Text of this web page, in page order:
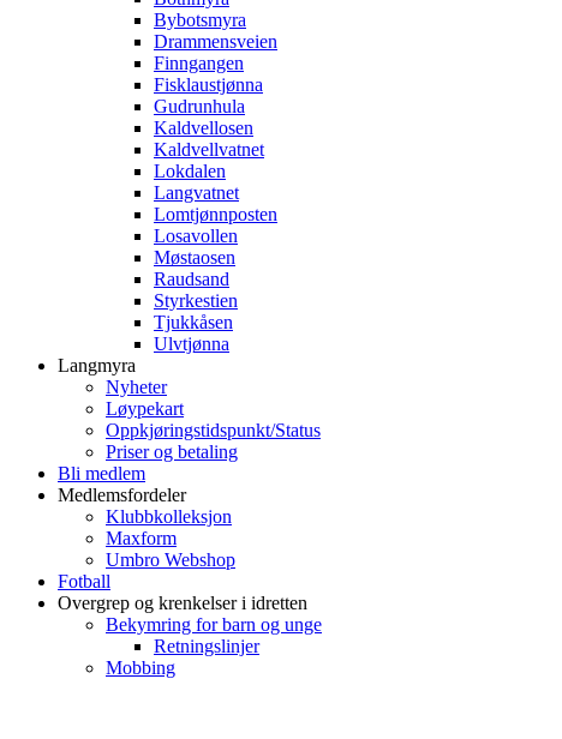
Bybotsmyra
Drammensveien
Finngangen
Fisklaustjønna
Gudrunhula
Kaldvellosen
Kaldvellvatnet
Lokdalen
Langvatnet
Lomtjønnposten
Losavollen
Møstaosen
Raudsand
Styrkestien
Tjukkåsen
Ulvtjønna
Langmyra
Nyheter
Løypekart
Oppkjøringstidspunkt/Status
Priser og betaling
Bli medlem
Medlemsfordeler
Klubbkolleksjon
Maxform
Umbro Webshop
Fotball
Overgrep og krenkelser i idretten
Bekymring for barn og unge
Retningslinjer
Mobbing